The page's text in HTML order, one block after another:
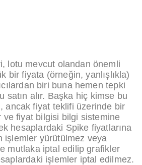
lotu mevcut olandan önemli
bir fiyata (örneğin, yanlışlıkla)
biri buna hemen tepki
satın alır. Başka hiç kimse bu
ancak fiyat teklifi üzerinde bir
ve fiyat bilgisi bilgi sistemine
hesaplardaki Spike fiyatlarına
işlemler yürütülmez veya
mutlaka iptal edilip grafikler
işlemler iptal edilmez.